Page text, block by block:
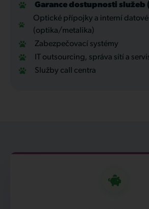
Garance dostupnosti služeb
Optické přípojky a interní
(optika/metalika)
Zabezpečovací systémy
IT outsourcing, správa sítí a
Služby call centra